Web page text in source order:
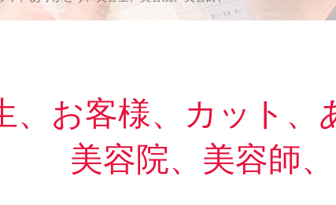
、お客様、カット、
美容院、美容師、